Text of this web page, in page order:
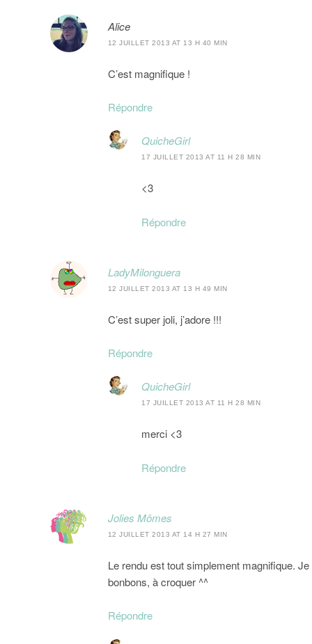
Alice
12 JUILLET 2013 AT 13 H 40 MIN
C’est magnifique !
Répondre
QuicheGirl
17 JUILLET 2013 AT 11 H 28 MIN
<3
Répondre
LadyMilonguera
12 JUILLET 2013 AT 13 H 49 MIN
C’est super joli, j’adore !!!
Répondre
QuicheGirl
17 JUILLET 2013 AT 11 H 28 MIN
merci <3
Répondre
Jolies Mômes
12 JUILLET 2013 AT 14 H 27 MIN
Le rendu est tout simplement magnifique.
bonbons, à croquer ^^
Répondre